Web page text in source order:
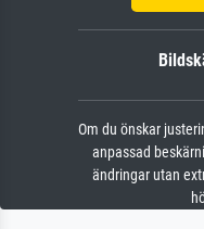
Om du önskar
anpassad
ändringar utan